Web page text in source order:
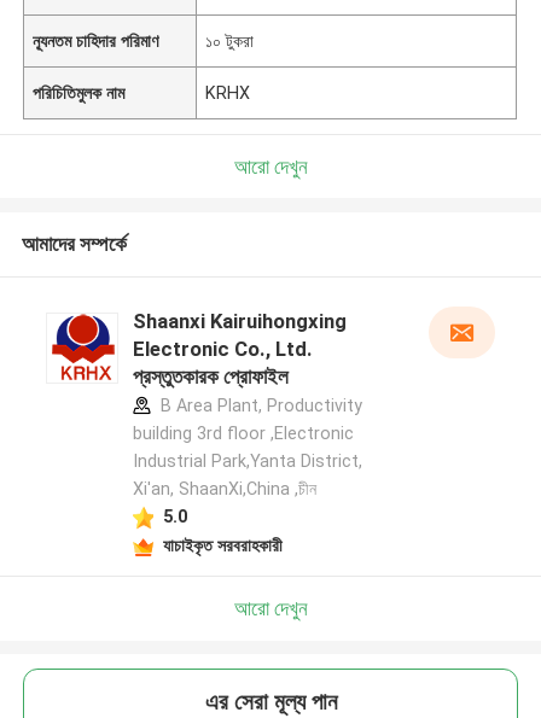
ন্যূনতম চাহিদার পরিমাণ ১০ টুকরা
পরিচিতিমুলক নাম KRHX
আরো দেখুন
আমাদের সম্পর্কে
Shaanxi Kairuihongxing
Electronic Co., Ltd.
প্রস্তুতকারক প্রোফাইল
B Area Plant, Productivity
building 3rd floor ,Electronic
Industrial Park,Yanta District,
Xi'an, ShaanXi,China ,চীন
5.0
যাচাইকৃত সরবরাহকারী
আরো দেখুন
এর সেরা মূল্য পান